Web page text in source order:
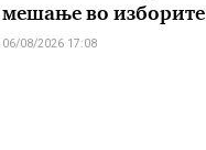
мешање во изборите
06/08/2026 17:08